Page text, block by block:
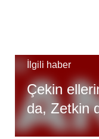
İlgili haber
Çekin
da, Zetkin
bizimdir!